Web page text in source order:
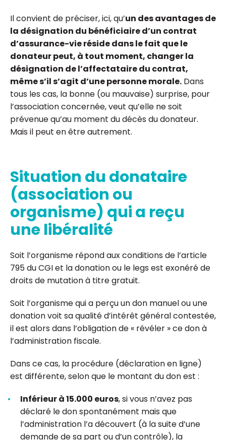
Il convient de préciser, ici, qu’un des avantages de
la désignation du bénéficiaire d’un contrat
d’assurance-vie réside dans le fait que le
donateur peut, à tout moment, changer la
désignation de l’affectataire du contrat,
même s’il s’agit d’une personne morale. Dans
tous les cas, la bonne (ou mauvaise) surprise, pour
l’association concernée, veut qu’elle ne soit
prévenue qu’au moment du décès du donateur.
Mais il peut en être autrement.
Situation du donataire
(association ou
organisme) qui a reçu
une libéralité
Soit l’organisme répond aux conditions de l’article
795 du CGI et la donation ou le legs est exonéré de
droits de mutation à titre gratuit.
Soit l’organisme qui a perçu un don manuel ou une
donation voit sa qualité d’intérêt général contestée,
il est alors dans l’obligation de « révéler » ce don à
l’administration fiscale.
Dans ce cas, la procédure (déclaration en ligne)
est différente, selon que le montant du don est :
Inférieur à 15.000 euros, si vous n’avez pas
déclaré le don spontanément mais que
l’administration l’a découvert (à la suite d’une
demande de sa part ou d’un contrôle), la